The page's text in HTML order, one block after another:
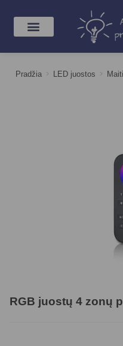
Pradžia > LED juostos >
RGB juostų 4 zonų